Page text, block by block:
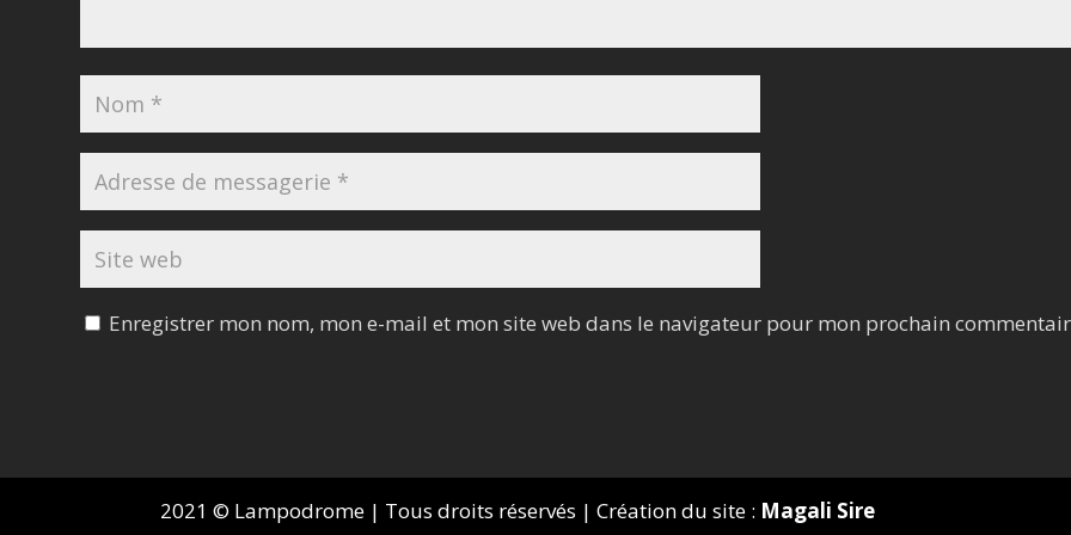
Enregistrer mon nom, mon e-mail et mon site web dans le navigateur pour mon prochain
2021 © Lampodrome | Tous droits réservés | Création du site : Magali Sire